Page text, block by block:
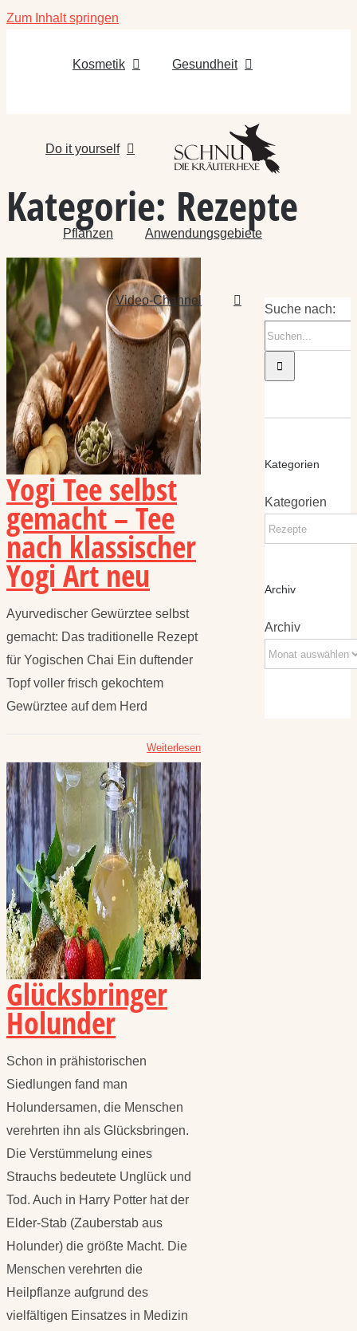
Zum Inhalt springen
Kosmetik Gesundheit
Do it yourself
Pflanzen Anwendungsgebiete
Video-Channel
Kategorie: Rezepte
Yogi Tee selbst
gemacht – Tee
nach klassischer
Yogi Art neu
Ayurvedischer Gewürztee selbst
gemacht: Das traditionelle Rezept
für Yogischen Chai Ein duftender
Topf voller frisch gekochtem
Gewürztee auf dem Herd
Weiterlesen
Glücksbringer
Holunder
Schon in prähistorischen
Siedlungen fand man
Holundersamen, die Menschen
verehrten ihn als Glücksbringen.
Die Verstümmelung eines
Strauchs bedeutete Unglück und
Tod. Auch in Harry Potter hat der
Elder-Stab (Zauberstab aus
Holunder) die größte Macht. Die
Menschen verehrten die
Heilpflanze aufgrund des
vielfältigen Einsatzes in Medizin
Suche nach:
Kategorien
Kategorien
Archiv
Archiv